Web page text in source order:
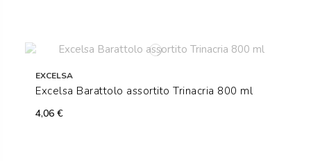
EXCELSA
Excelsa Barattolo assortito Trinacria 800 ml
4,06 €